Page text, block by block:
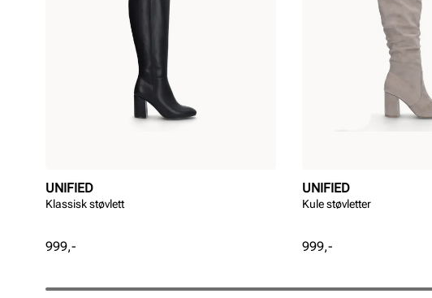
UNIFIED
Klassisk støvlett
Pris
999,-
UNIFIED
Kule støvletter
Pris
999,-